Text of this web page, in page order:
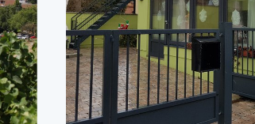
Annweiler
Kontakt Anfahrt